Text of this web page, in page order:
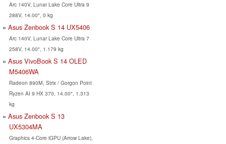
Arc 140V, Lunar Lake Core Ultra 9
288V, 14.00", 0 kg
Asus Zenbook S 14 UX5406
Arc 140V, Lunar Lake Core Ultra 7
258V, 14.00", 1.179 kg
Asus VivoBook S 14 OLED
M5406WA
Radeon 890M, Strix / Gorgon Point
Ryzen AI 9 HX 370, 14.00", 1.313
kg
Asus Zenbook S 13
UX5304MA
Graphics 4-Core iGPU (Arrow Lake),